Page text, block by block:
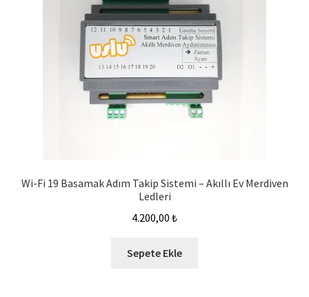
Wi-Fi 19 Basamak Adım Takip Sistemi – Akıllı Ev Merdiven
Ledleri
4.200,00 ₺
Sepete Ekle